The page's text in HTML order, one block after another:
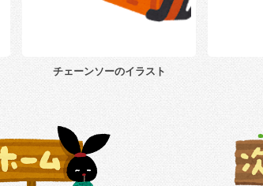
チェーンソーのイラスト